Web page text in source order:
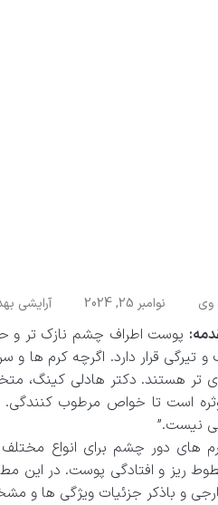
وی نوامبر 25, 2024 آرایشی
پوست اطراف چشم نازک تر و
و تیرگی قرار دارد. اگرچه کرم ها
تر هستند. دکتر هادلی کینگ،
است تا خواص مرطوب کنندگی.
نیست.”
های دور چشم برای انواع
ریز و افتادگی پوست. در این
و باذکر جزئیات ویژگی ها و